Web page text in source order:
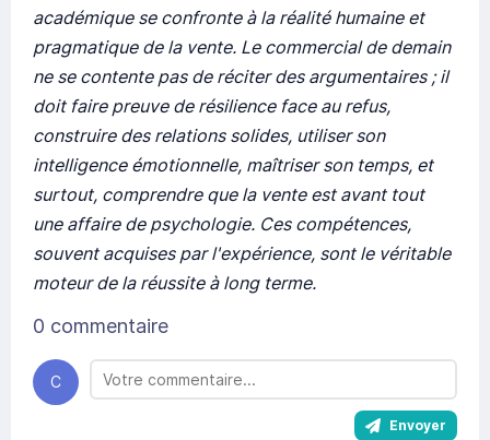
académique se confronte à la réalité humaine et
pragmatique de la vente. Le commercial de demain
ne se contente pas de réciter des argumentaires ; il
doit faire preuve de résilience face au refus,
construire des relations solides, utiliser son
intelligence émotionnelle, maîtriser son temps, et
surtout, comprendre que la vente est avant tout
une affaire de psychologie. Ces compétences,
souvent acquises par l'expérience, sont le véritable
moteur de la réussite à long terme.
0 commentaire
C
Envoyer